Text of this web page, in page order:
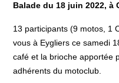
Balade du 18 juin 2022, à
13 participants (9 motos, 1
vous à Eygliers ce samedi
café et la brioche apportée
adhérents du motoclub.